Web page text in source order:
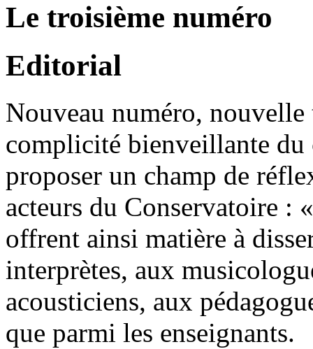
Le troisième numéro
Editorial
Nouveau numéro,
complicité bienveillante du
proposer un champ de
acteurs du Conservatoire :
offrent ainsi matière à
interprètes, aux
acousticiens, aux
que parmi les enseignants.